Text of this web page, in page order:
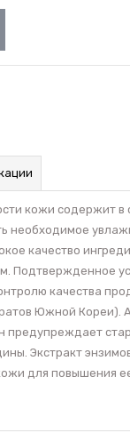
кожи содержит в
необходимое
качество
Подтвержденное
качества
Южной Кореи).
предупреждает
Экстракт
для повышения